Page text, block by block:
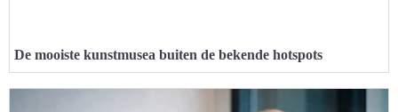
De mooiste kunstmusea buiten de bekende hotspots